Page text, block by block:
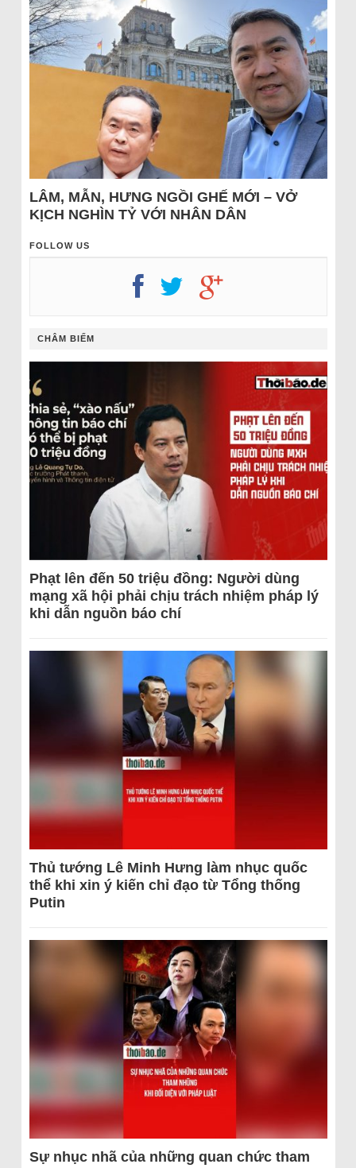
LÂM, MẪN, HƯNG NGỒI GHẾ MỚI – VỞ
KỊCH NGHÌN TỶ VỚI NHÂN DÂN
FOLLOW US
CHÂM BIẾM
Phạt lên đến 50 triệu đồng: Người dùng
mạng xã hội phải chịu trách nhiệm pháp lý
khi dẫn nguồn báo chí
Thủ tướng Lê Minh Hưng làm nhục quốc
thể khi xin ý kiến chỉ đạo từ Tổng thống
Putin
Sự nhục nhã của những quan chức tham